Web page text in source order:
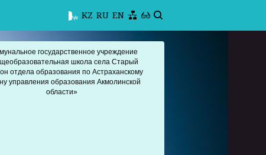
EN
RU
KZ
государственное учреждение
школа села Старый
отдела образования по Астраханскому
управления образования Акмолинской
области»